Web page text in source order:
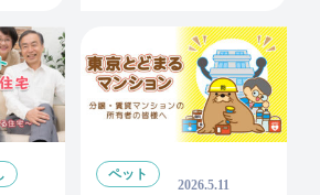
ペット
2026.5.11